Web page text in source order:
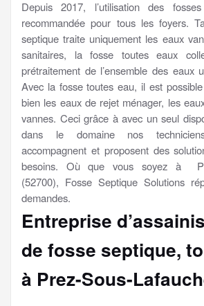
Depuis 2017, l’utilisation des
recommandée pour tous les foyers.
septique traite uniquement les eaux
sanitaires, la fosse toutes eaux
prétraitement de l’ensemble des eaux
Avec la fosse toutes eau, il est
bien les eaux de rejet ménager, les
vannes. Ceci grâce à avec un seul
dans le domaine nos
accompagnent et proposent des
besoins. Où que vous soyez à
(52700), Fosse Septique Solutions
demandes.
Entreprise
de fosse septique,
à Prez-Sous-